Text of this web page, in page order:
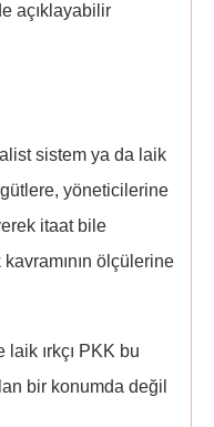
açıklayabilir
sistem ya da laik
yöneticilerine
itaat bile
ölçülerine
ırkçı PKK bu
bir konumda değil